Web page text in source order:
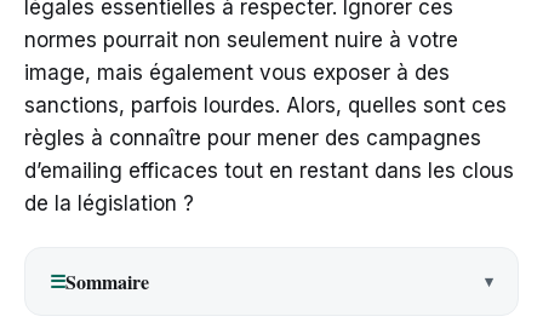
légales essentielles à respecter. Ignorer ces
normes pourrait non seulement nuire à votre
image, mais également vous exposer à des
sanctions, parfois lourdes. Alors, quelles sont ces
règles à connaître pour mener des campagnes
d’emailing efficaces tout en restant dans les clous
de la législation ?
☰Sommaire